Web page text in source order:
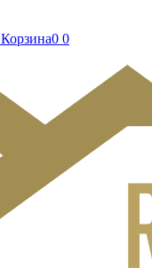
Корзина0 0